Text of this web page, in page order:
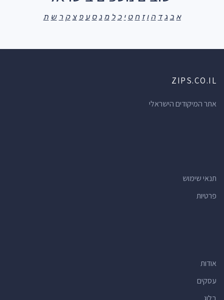
א ב ג ד ה ו ז ח ט י כ ל מ נ ס ע פ צ ק ר ש ת
ZIPS.CO.IL
אתר המיקודים הישראלי
תנאי שימוש
פרטיות
אודות
עסקים